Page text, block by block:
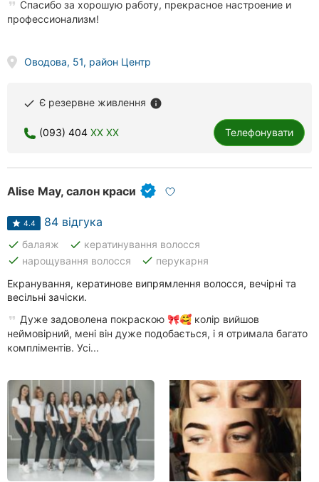
Спасибо за хорошую работу, прекрасное настроение и
профессионализм!
Оводова, 51, район Центр
done Є резервне живлення info
(093) 404 XX XX Телефонувати
Alise May, салон краси
4.4 84 відгука
done балаяж done кератинування волосся
done нарощування волосся done перукарня
Екранування, кератинове випрямлення волосся, вечірні та
весільні зачіски.
Дуже задоволена покраскою 🎀🥰 колір вийшов
неймовірний, мені він дуже подобається, і я отримала багато
компліментів. Усі...